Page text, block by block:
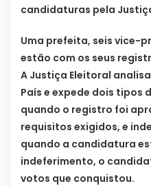
candidaturas pela
Uma prefeita, seis vice-
estão com os seus
A Justiça Eleitoral
País e expede dois tipos
quando o registro foi
requisitos exigidos, e
quando a candidatura
indeferimento, o
votos que conquistou.